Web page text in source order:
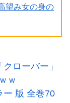
望み女の身の
ローバー」
ｗ
ー 版 全巻70